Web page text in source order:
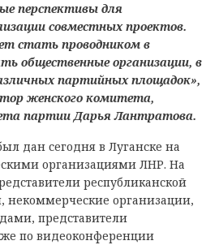
перспективы для
совместных проектов.
стать проводником в
общественные организации, в
партийных площадок»,
женского комитета,
партии Дарья Лантратова.
дан сегодня в Луганске на
организациями ЛНР. На
республиканской
некоммерческие организации,
представители
по видеоконференции